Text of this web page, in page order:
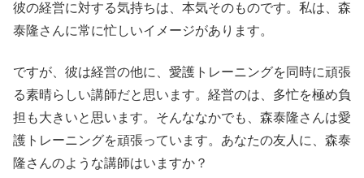
彼の経営に対する気持ちは、本気そのものです。私は、森
泰隆さんに常に忙しいイメージがあります。
ですが、彼は経営の他に、愛護トレーニングを同時に頑張
る素晴らしい講師だと思います。経営のは、多忙を極め負
担も大きいと思います。そんななかでも、森泰隆さんは愛
護トレーニングを頑張っています。あなたの友人に、森泰
隆さんのような講師はいますか？